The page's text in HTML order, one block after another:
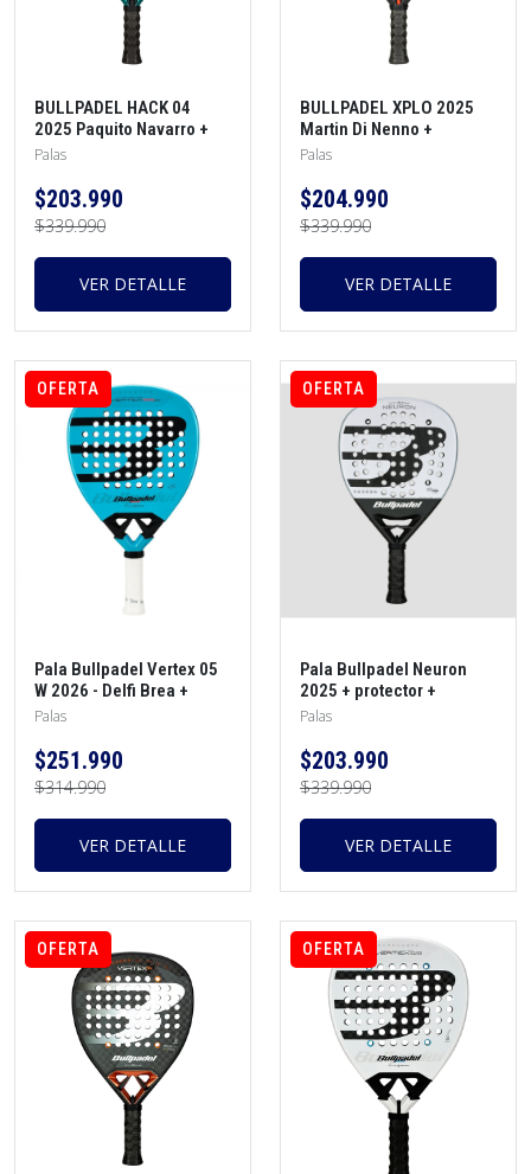
BULLPADEL HACK 04
2025 Paquito Navarro +
Protector + Grip
Palas
$203.990
$339.990
VER DETALLE
BULLPADEL XPLO 2025
Martin Di Nenno +
Protector + Grip
Palas
$204.990
$339.990
VER DETALLE
OFERTA
Pala Bullpadel Vertex 05
W 2026 - Delfi Brea +
protector + overgrip
Palas
$251.990
$314.990
VER DETALLE
OFERTA
Pala Bullpadel Neuron
2025 + protector +
overgrip
Palas
$203.990
$339.990
VER DETALLE
OFERTA OFERTA